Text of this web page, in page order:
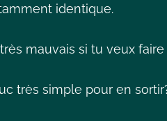
identique.
très mauvais si tu veux
très simple pour en